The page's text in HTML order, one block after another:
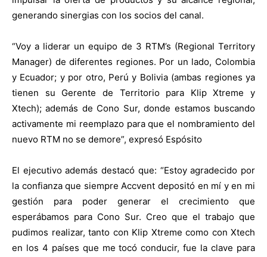
generando sinergias con los socios del canal.
“Voy a liderar un equipo de 3 RTM’s (Regional Territory
Manager) de diferentes regiones. Por un lado, Colombia
y Ecuador; y por otro, Perú y Bolivia (ambas regiones ya
tienen su Gerente de Territorio para Klip Xtreme y
Xtech); además de Cono Sur, donde estamos buscando
activamente mi reemplazo para que el nombramiento del
nuevo RTM no se demore”, expresó Espósito
El ejecutivo además destacó que: “Estoy agradecido por
la confianza que siempre Accvent depositó en mí y en mi
gestión para poder generar el crecimiento que
esperábamos para Cono Sur. Creo que el trabajo que
pudimos realizar, tanto con Klip Xtreme como con Xtech
en los 4 países que me tocó conducir, fue la clave para